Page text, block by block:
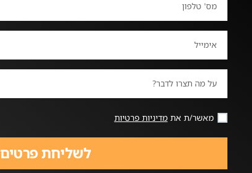
מאשר/ת אתמדיניות פרטיות
לשליחת פרטים